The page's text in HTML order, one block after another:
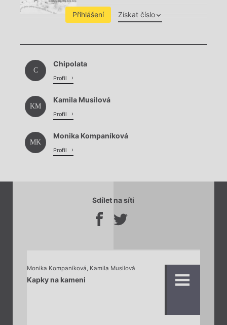
Přihlášení Získat číslo
Chviličku.
C
Chipolata
Profil
KM
Kamila Musilová
Profil
MK
Monika Kompaníková
Profil
Sdílet na síti
Monika Kompaníková, Kamila Musilová
Kapky na kameni